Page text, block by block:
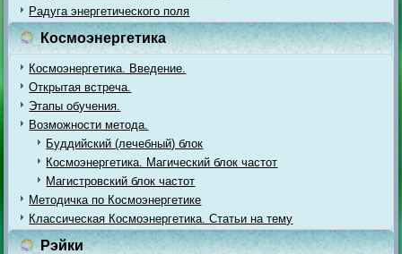
Радуга энергетического поля
Космоэнергетика
Космоэнергетика. Введение.
Открытая встреча.
Этапы обучения.
Возможности метода.
Буддийский (лечебный) блок
Космоэнергетика. Магический блок частот
Магистровский блок частот
Методичка по Космоэнергетике
Классическая Космоэнергетика. Статьи на тему
Рэйки